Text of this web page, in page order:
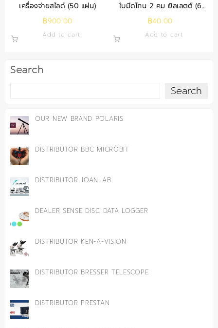
Search
Search
OUR NEW BRAND POLARIS
DISTRIBUTOR BBC MICROBIT
DISTRIBUTOR JOANLAB
DEALER SENSE DISC DATA LOGGER
DISTRIBUTOR KEN-A-VISION
DISTRIBUTOR BRESSER TELESCOPE
DISTRIBUTOR PRESTAN
เครื่องจ่ายสไลด์ (50 แผ่น)
฿900.00
Add to cart
ใบมีดโกน 2 คม ยิลเลตต์ (6
แผ่น/กล่อง)
฿40.00
Add to cart